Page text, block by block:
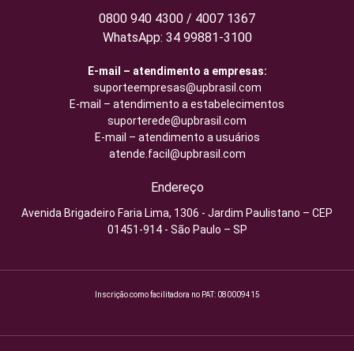
0800 940 4300 / 4007 1367
WhatsApp: 34 99881-3100
E-mail – atendimento a empresas:
suporteempresas@upbrasil.com
E-mail – atendimento a estabelecimentos
suporterede@upbrasil.com
E-mail – atendimento a usuários
atende.facil@upbrasil.com
Endereço
Avenida Brigadeiro Faria Lima, 1306 - Jardim Paulistano – CEP
01451-914 - São Paulo – SP
Inscrição como facilitadora no PAT: 080009415